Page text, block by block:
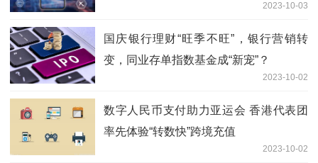
2023-10-03
国庆银行理财“旺季不旺”，银行营销转
变，同业存单指数基金成“新宠”？
2023-10-02
数字人民币支付助力亚运会 香港代表团
率先体验“转数快”跨境充值
2023-10-02